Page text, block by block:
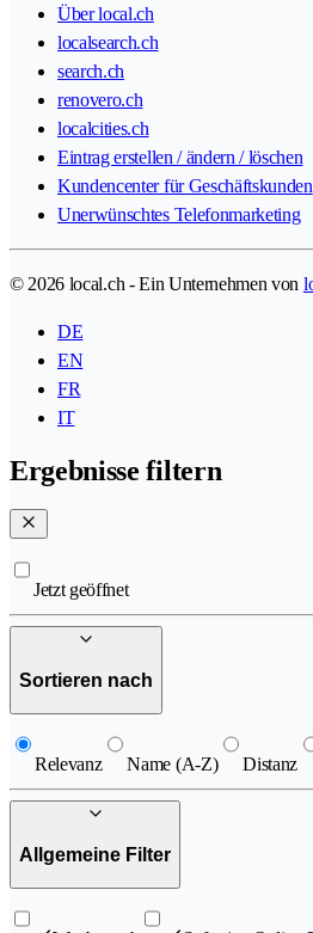
Über local.ch
localsearch.ch
search.ch
renovero.ch
localcities.ch
Eintrag erstellen / ändern / löschen
Kundencenter für Geschäftskunden
Unerwünschtes Telefonmarketing
© 2026 local.ch - Ein Unternehmen von
DE
EN
FR
IT
Ergebnisse filtern
Jetzt geöffnet
Sortieren nach
Relevanz Name (A-Z) Distanz
Allgemeine Filter